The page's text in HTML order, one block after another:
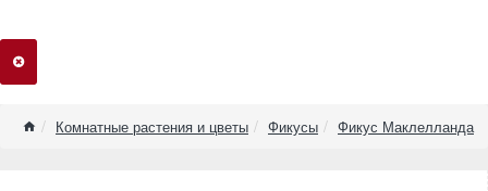
homeКомнатные растения и цветы Фикусы Фикус Маклелланда